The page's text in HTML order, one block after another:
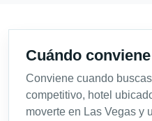
Cuándo
Conviene cuando
competitivo, hotel
moverte en Las Vegas y